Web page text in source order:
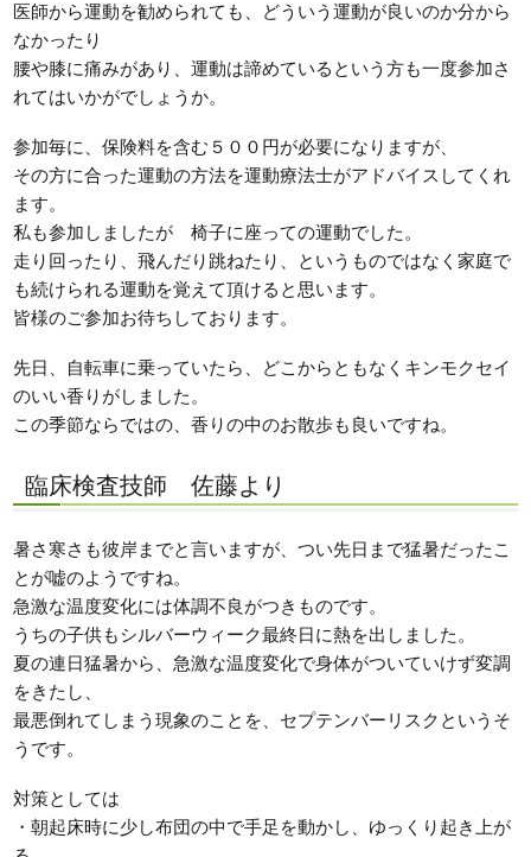
医師から運動を勧められても、どういう運動が良いのか分から
なかったり
腰や膝に痛みがあり、運動は諦めているという方も一度参加さ
れてはいかがでしょうか。
参加毎に、保険料を含む５００円が必要になりますが、
その方に合った運動の方法を運動療法士がアドバイスしてくれ
ます。
私も参加しましたが 椅子に座っての運動でした。
走り回ったり、飛んだり跳ねたり、というものではなく家庭で
も続けられる運動を覚えて頂けると思います。
皆様のご参加お待ちしております。
先日、自転車に乗っていたら、どこからともなくキンモクセイ
のいい香りがしました。
この季節ならではの、香りの中のお散歩も良いですね。
臨床検査技師 佐藤より
暑さ寒さも彼岸までと言いますが、つい先日まで猛暑だったこ
とが嘘のようですね。
急激な温度変化には体調不良がつきものです。
うちの子供もシルバーウィーク最終日に熱を出しました。
夏の連日猛暑から、急激な温度変化で身体がついていけず変調
をきたし、
最悪倒れてしまう現象のことを、セプテンバーリスクというそ
うです。
対策としては
・朝起床時に少し布団の中で手足を動かし、ゆっくり起き上が